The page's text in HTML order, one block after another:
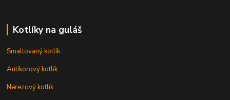
Kotlíky na guláš
Smaltovaný kotlík
Antikorový kotlík
Nerezový kotlík